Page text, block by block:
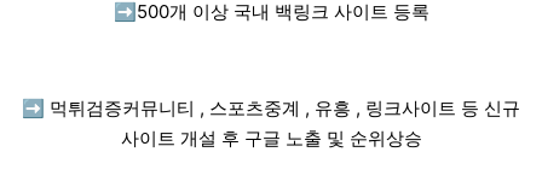
➡️ 500개 이상 국내 백링크 사이트 등록
➡️ 먹튀검증커뮤니티 , 스포츠중계 , 유흥 , 링크사이트 등 신규
사이트 개설 후 구글 노출 및 순위상승